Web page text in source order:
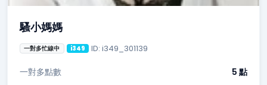
騷小媽媽
一對多忙線中 i349 ID: i349_301139
一對多點數 5 點